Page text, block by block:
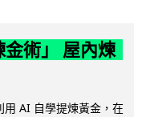
術」 屋內煉
用 AI 自學提煉黃金，在